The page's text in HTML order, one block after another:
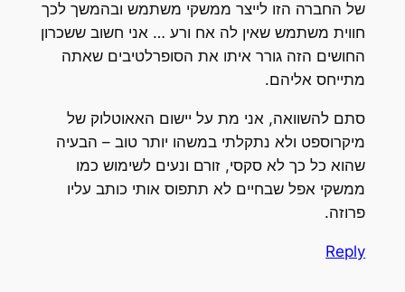
של החברה הזו לייצר ממשקי משתמש ובהמשך לכך
חווית משתמש שאין לה אח ורע … אני חשוב ששכרון
החושים הזה גורר איתו את הסופרלטיבים שאתה
מתייחס אליהם.
סתם להשוואה, אני מת על יישום האאוטלוק של
מיקרוספט ולא נתקלתי במשהו יותר טוב – הבעיה
שהוא כל כך לא סקסי, זורם ונעים לשימוש כמו
ממשקי אפל שבחיים לא תתפוס אותי כותב עליו
פרוזה.
Reply